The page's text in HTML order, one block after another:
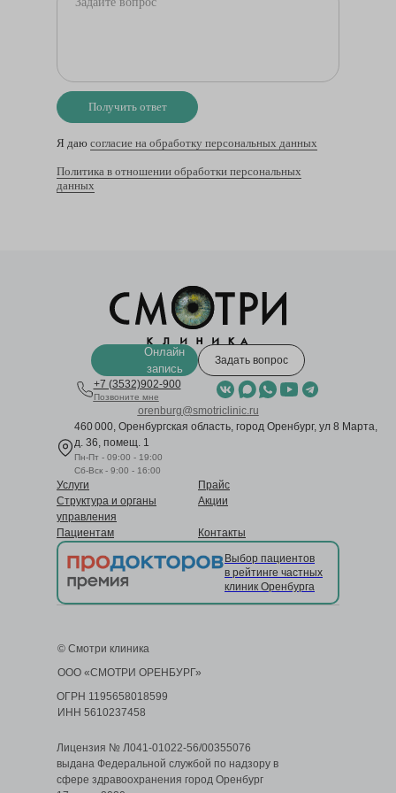
Получить ответ
Я даю согласие на обработку персональных данных
Политика в отношении обработки персональных
данных
Онлайн
запись
Задать вопрос
+7 (3532)902-900
Позвоните мне
orenburg@smotriclinic.ru
460 000, Оренбургская область, город Оренбург, ул 8 Марта,
д. 36, помещ. 1
Пн-Пт - 09:00 - 19:00
Сб-Вск - 9:00 - 16:00
Услуги
Прайс
Структура и органы
управления
Акции
Пациентам Контакты
Выбор пациентов
в рейтинге частных
клиник Оренбурга
Лицензия № Л041-01022-56/00355076
выдана Федеральной службой по надзору в
сфере здравоохранения город Оренбург
ООО «СМОТРИ ОРЕНБУРГ»
© Смотри клиника
ОГРН 1195658018599
ИНН 5610237458